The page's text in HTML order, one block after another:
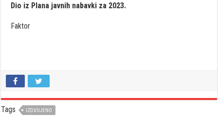
Dio iz Plana javnih nabavki za 2023.
Faktor
Tags IZDVOJENO